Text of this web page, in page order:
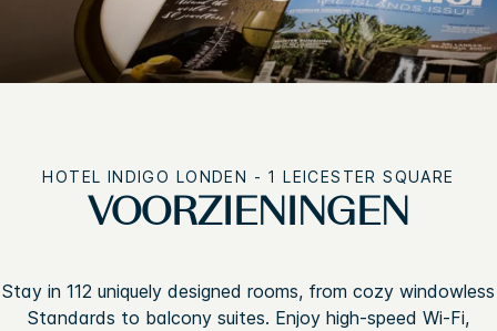
HOTEL INDIGO LONDEN - 1 LEICESTER SQUARE
VOORZIENINGEN
Stay in 112 uniquely designed rooms, from cozy windowless
Standards to balcony suites. Enjoy high-speed Wi-Fi,